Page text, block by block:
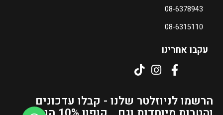
עקבו אחרינו
הרשמו לניוזלטר שלנו - קבלו עדכונים
08-6378943
08-6315110